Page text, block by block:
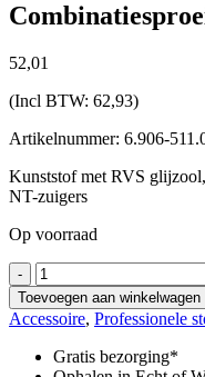
52,01
(Incl BTW: 62,93)
Artikelnummer: 6.906-
Kunststof met RVS
NT-zuigers
Op voorraad
-
Combinatiesproeier...
DN
35,
270
mm
aantal
Toevoegen aan winkelwagen
Accessoire, Professionele
Gratis bezorging*